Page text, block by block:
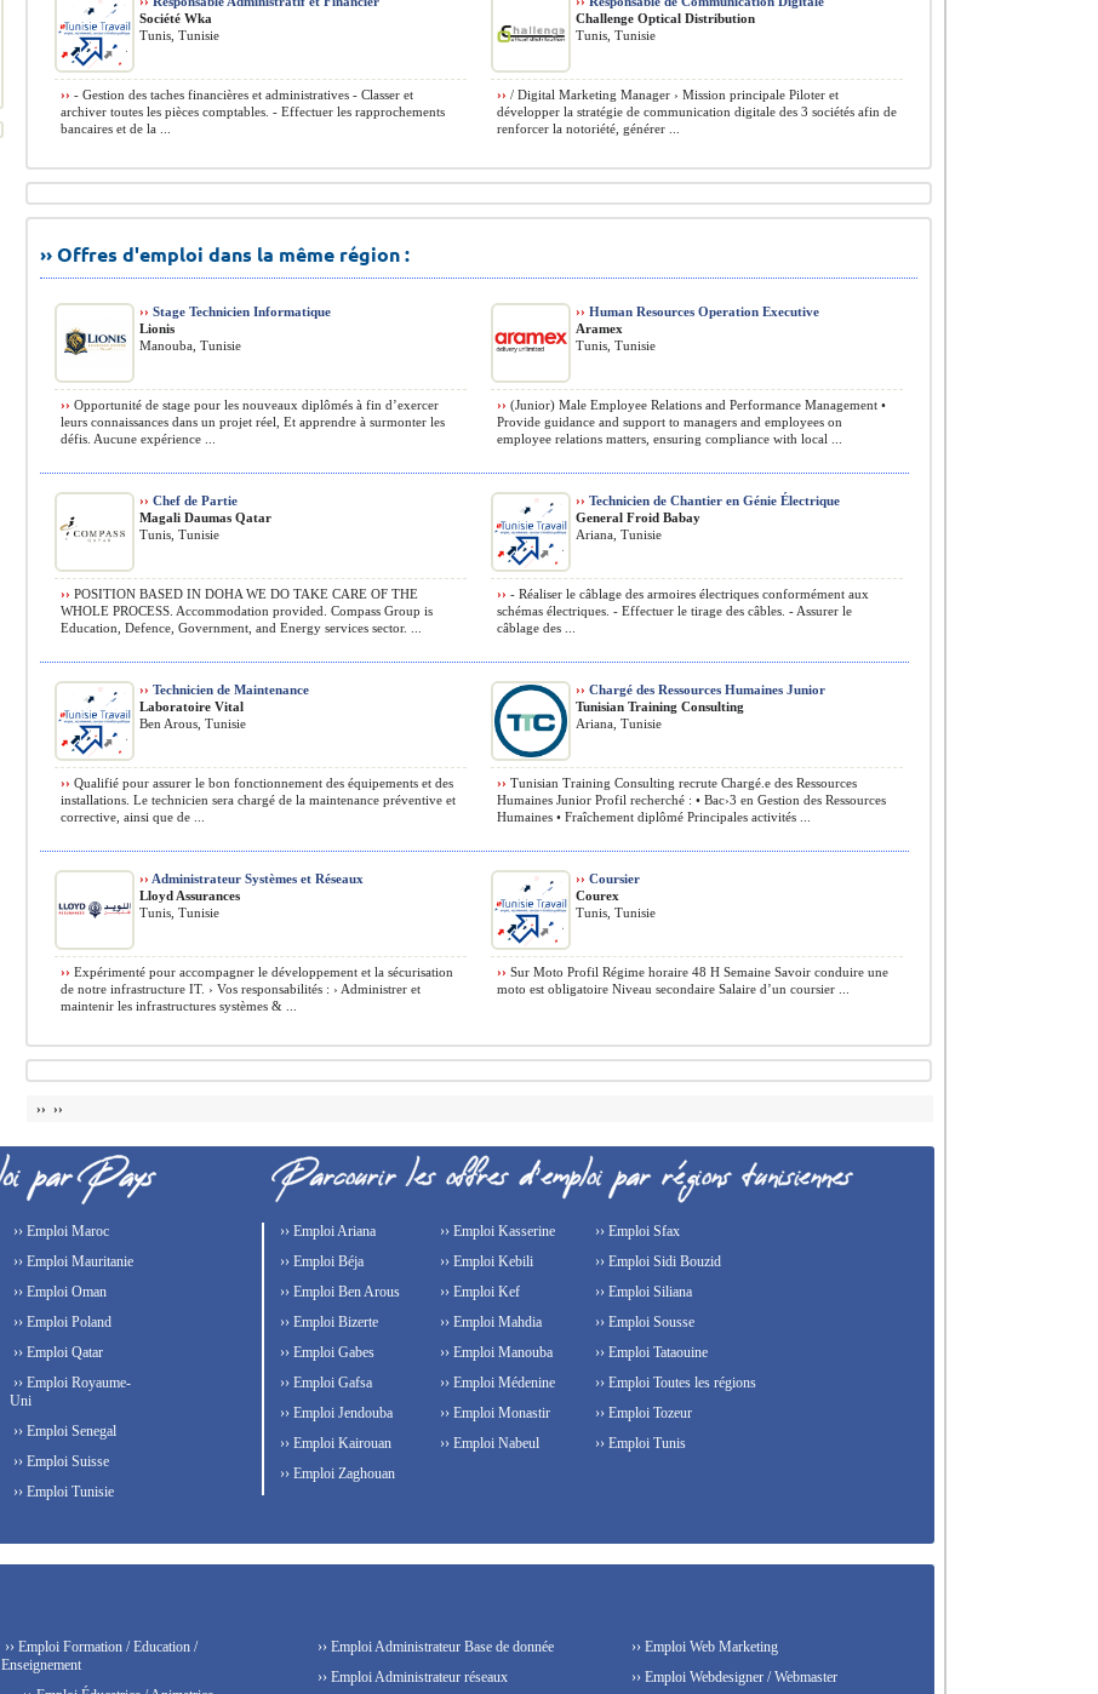
Société Wka
Tunis, Tunisie
›› - Gestion des taches financières et administratives - Classer et
archiver toutes les pièces comptables. - Effectuer les rapprochements
bancaires et de la ...
Challenge Optical Distribution
Tunis, Tunisie
›› / Digital Marketing Manager › Mission principale Piloter et
développer la stratégie de communication digitale des 3 sociétés afin de
renforcer la notoriété, générer ...
›› Offres d'emploi dans la même région :
›› Stage Technicien Informatique
Lionis
Manouba, Tunisie
›› Opportunité de stage pour les nouveaux diplômés à fin d’exercer
leurs connaissances dans un projet réel, Et apprendre à surmonter les
défis. Aucune expérience ...
›› Human Resources Operation Executive
Aramex
Tunis, Tunisie
›› (Junior) Male Employee Relations and Performance Management •
Provide guidance and support to managers and employees on
employee relations matters, ensuring compliance with local ...
›› Chef de Partie
Magali Daumas Qatar
Tunis, Tunisie
›› POSITION BASED IN DOHA WE DO TAKE CARE OF THE
WHOLE PROCESS. Accommodation provided. Compass Group is
Education, Defence, Government, and Energy services sector. ...
›› Technicien de Chantier en Génie Électrique
General Froid Babay
Ariana, Tunisie
›› - Réaliser le câblage des armoires électriques conformément aux
schémas électriques. - Effectuer le tirage des câbles. - Assurer le
câblage des ...
›› Technicien de Maintenance
Laboratoire Vital
Ben Arous, Tunisie
›› Qualifié pour assurer le bon fonctionnement des équipements et des
installations. Le technicien sera chargé de la maintenance préventive et
corrective, ainsi que de ...
›› Chargé des Ressources Humaines Junior
Tunisian Training Consulting
Ariana, Tunisie
›› Tunisian Training Consulting recrute Chargé.e des Ressources
Humaines Junior Profil recherché : • Bac›3 en Gestion des Ressources
Humaines • Fraîchement diplômé Principales activités ...
›› Administrateur Systèmes et Réseaux
Lloyd Assurances
Tunis, Tunisie
›› Expérimenté pour accompagner le développement et la sécurisation
de notre infrastructure IT. › Vos responsabilités : ›️ Administrer et
maintenir les infrastructures systèmes & ...
›› Coursier
Courex
Tunis, Tunisie
›› Sur Moto Profil Régime horaire 48 H Semaine Savoir conduire une
moto est obligatoire Niveau secondaire Salaire d’un coursier ...
›› ››
›› Emploi Maroc
›› Emploi Mauritanie
›› Emploi Oman
›› Emploi Poland
›› Emploi Qatar
›› Emploi Royaume-
Uni
›› Emploi Senegal
›› Emploi Suisse
›› Emploi Tunisie
›› Emploi Ariana
›› Emploi Béja
›› Emploi Ben Arous
›› Emploi Bizerte
›› Emploi Gabes
›› Emploi Gafsa
›› Emploi Jendouba
›› Emploi Kairouan
›› Emploi Kasserine
›› Emploi Kebili
›› Emploi Kef
›› Emploi Mahdia
›› Emploi Manouba
›› Emploi Médenine
›› Emploi Monastir
›› Emploi Nabeul
›› Emploi Sfax
›› Emploi Sidi Bouzid
›› Emploi Siliana
›› Emploi Sousse
›› Emploi Tataouine
›› Emploi Toutes les régions
›› Emploi Tozeur
›› Emploi Tunis
›› Emploi Zaghouan
›› Emploi Formation / Education /
Enseignement
›› Emploi Administrateur Base de donnée
›› Emploi Administrateur réseaux
›› Emploi Web Marketing
›› Emploi Webdesigner / Webmaster